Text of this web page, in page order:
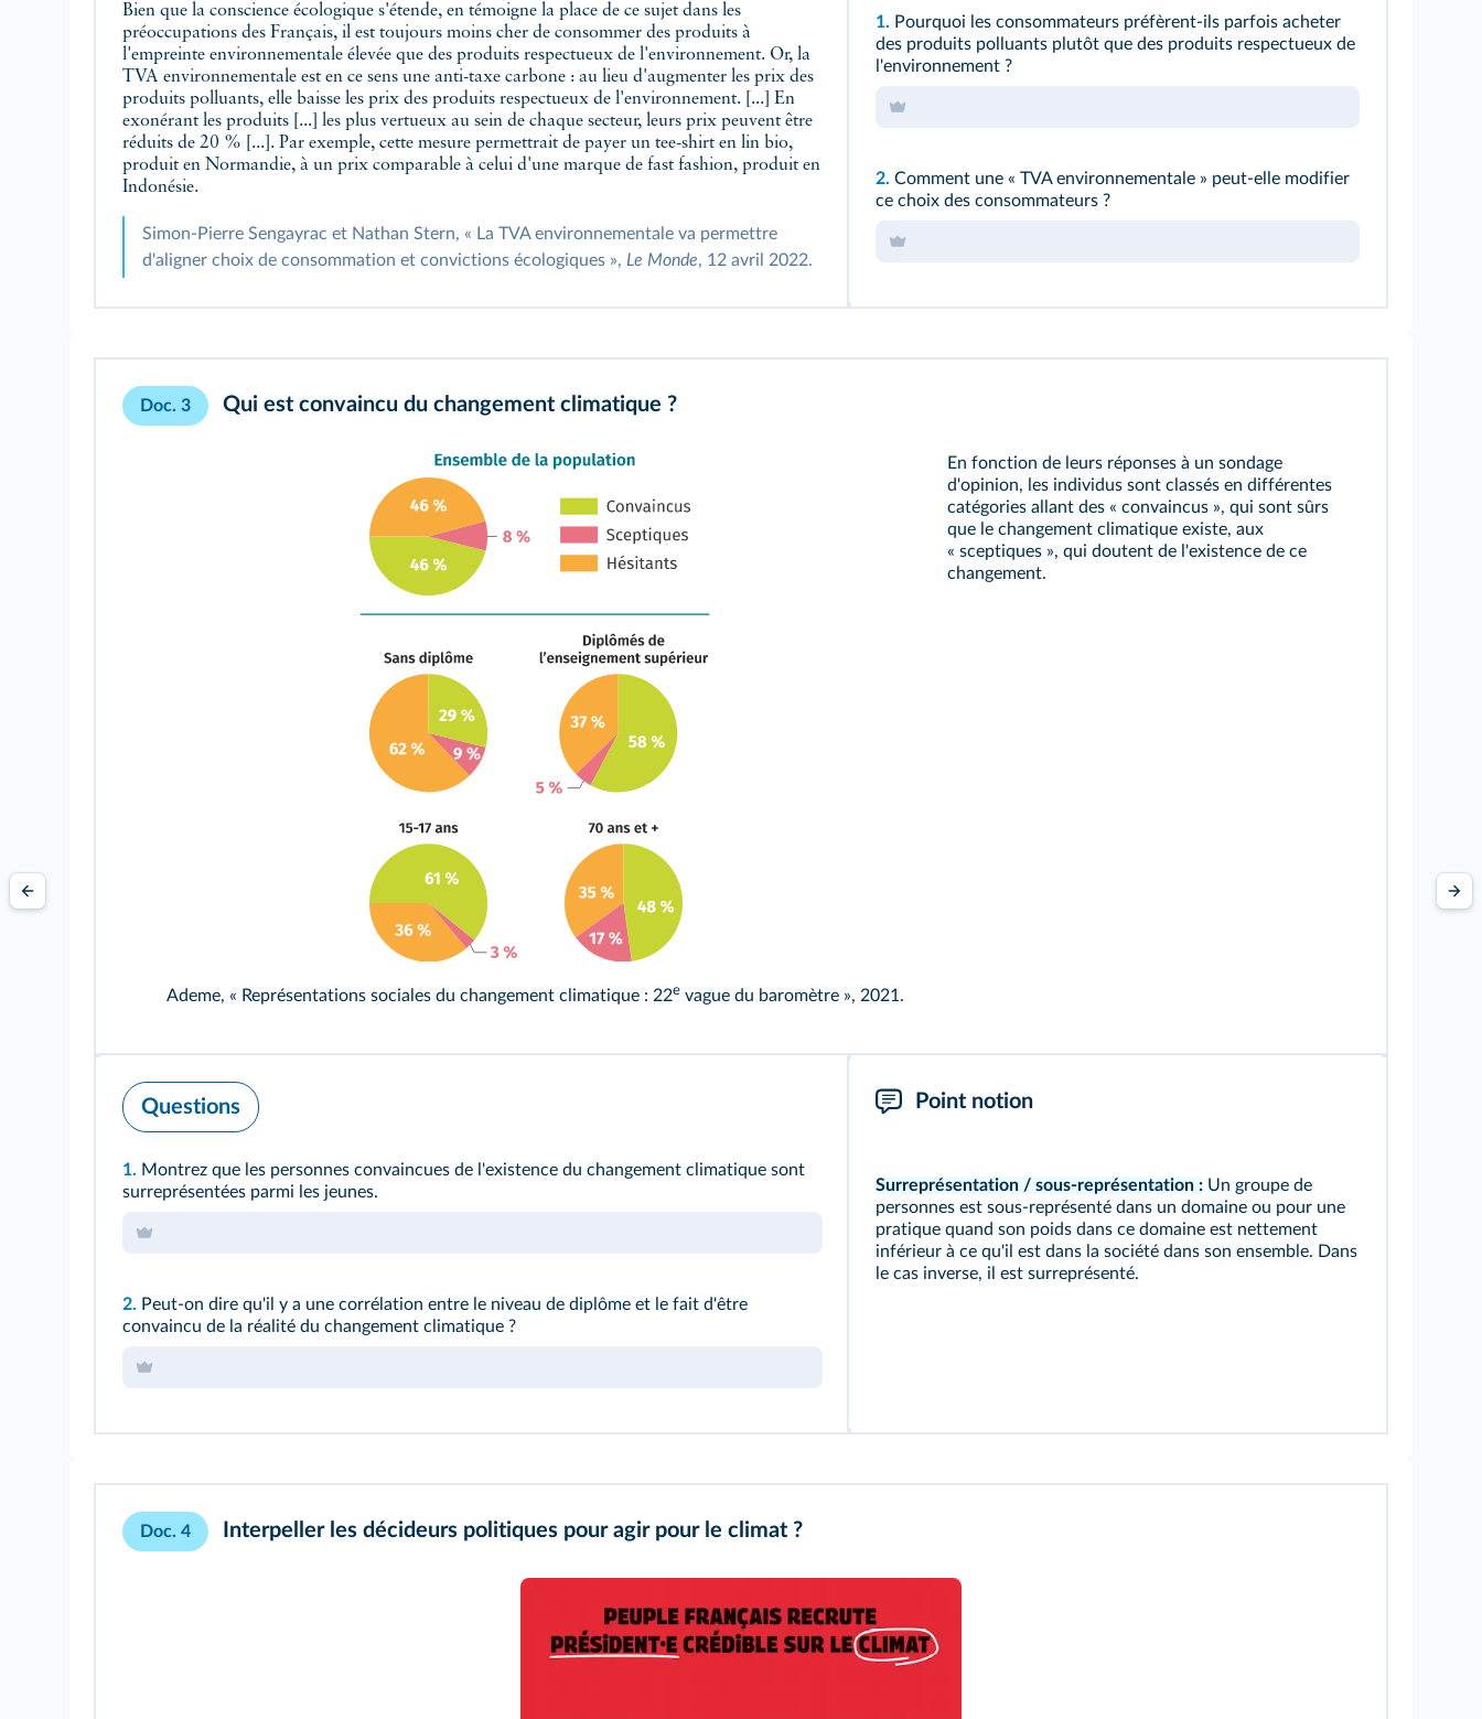
Bien que la conscience écologique s'étende, en témoigne la place de ce sujet dans les
préoccupations des Français, il est toujours moins cher de consommer des produits à
l'empreinte environnementale élevée que des produits respectueux de l'environnement. Or, la
TVA environnementale est en ce sens une anti-taxe carbone : au lieu d'augmenter les prix des
produits polluants, elle baisse les prix des produits respectueux de l'environnement. [...] En
exonérant les produits [...] les plus vertueux au sein de chaque secteur, leurs prix peuvent être
réduits de 20 % [...]. Par exemple, cette mesure permettrait de payer un tee-shirt en lin bio,
produit en Normandie, à un prix comparable à celui d'une marque de fast fashion, produit en
Indonésie.
Simon-Pierre Sengayrac et Nathan Stern, « La TVA environnementale va permettre
d'aligner choix de consommation et convictions écologiques », Le Monde, 12 avril 2022.
1. Pourquoi les consommateurs préfèrent-ils parfois acheter
des produits polluants plutôt que des produits respectueux de
l'environnement ?
2. Comment une « TVA environnementale » peut-elle modifier
ce choix des consommateurs ?
Doc. 3 Qui est convaincu du changement climatique ?
Ademe, « Représentations sociales du changement climatique : 22e vague du baromètre », 2021.
En fonction de leurs réponses à un sondage
d'opinion, les individus sont classés en différentes
catégories allant des « convaincus », qui sont sûrs
que le changement climatique existe, aux
« sceptiques », qui doutent de l'existence de ce
changement.
Questions
1. Montrez que les personnes convaincues de l'existence du changement climatique sont
surreprésentées parmi les jeunes.
2. Peut-on dire qu'il y a une corrélation entre le niveau de diplôme et le fait d'être
convaincu de la réalité du changement climatique ?
Point notion
Surreprésentation / sous-représentation :Un groupe de
personnes est sous-représenté dans un domaine ou pour une
pratique quand son poids dans ce domaine est nettement
inférieur à ce qu'il est dans la société dans son ensemble. Dans
le cas inverse, il est surreprésenté.
Doc. 4 Interpeller les décideurs politiques pour agir pour le climat ?